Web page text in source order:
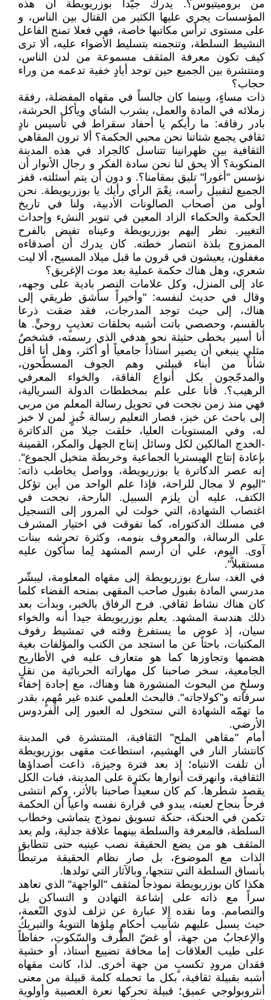
من بروميتيوس؟. يدرك جيّدا بوزريويطة أن هذه
المؤسسات يجري عليها الكثير من القتال بين الناس، و
على مستوى ترأس مكاتبها خاصة، فهي فعلا تمنح الفاعل
النشيط السلطة، وتنجمنه بتسليط الأضواء عليه، ألا ترى
كيف تكون معرفة المثقف مسموعة من لدن الناس،
ومنتشرة بين الجميع حين توجد أيادٍ خفية تدعمه من وراء
حجاب؟
ذات مساءٍ، وبينما كان جالساً في مقهاه المفضلة، رفقة
زملائه في المادة والعمل، يشرب الشاي ويأكل الحرشة،
بادر رفاقه: ما رأيكم يا أحفاد سقراط في تأسيس نادٍ
ثقافي يجمع شتاتنا نحن محبي الحكمة؟ ألا ترون المقاهي
الثقافية بين ظهرانينا تتناسل كالجراد في هذه المدينة
المنكوبة؟ ألا يحق لنا نحن سادة الفكر و رجال الأنوار أن
نؤسس "أغورا" تليق بمقامنا؟. و دون أن يتم أسئلته، قفز
الجميع لتقبيل رأسه، نِعْمَ الرأي رأيك يا بوزريويطة. نحن
أولى من أصحاب الصالونات الأدبية، ولنا في تاريخ
الحكمة والحكماء الزاد المعين في تنوير النشء وإحداث
التغيير. نظر إليهم بوزريويطة وعيناه تفيض بالفرح
الممزوج بلذة انتصار خطته. كان يدرك أن أصدقاءه
مغفلون، يعيشون في قرون ما قبل ميلاد المسيح، ألا ليت
شعري، وهل هناك حكمة عملية بعد موت الإغريق؟
عاد إلى المنزل، وكل علامات النصر بادية على وجهه،
وقال في حديث لنفسه: "وأخيراً سأشق طريقي إلى
هناك، إلى حيث توجد المدرجات، فقد ضقت ذرعا
بالقسم، وحصصي باتت أشبه بحلقات تعذيبٍ روحيٍّ. ها
أنا أسير بخطى حثيثة نحو هدفي الذي رسمته، فشخصٌ
مثلي ينبغي أن يصير أستاذاً جامعياً أو أكثر، وهل أنا أقل
شأناً من أبناء قبيلتي وهم الجوف المسطّحون،
والمدجّجون بكل أنواع الفاقة، والخواء المعرفي
الرهيب؟. فأنا على علم بمخططات الدولة السريالية،
فهي منذ زمن نجحت في تحويل رسالة المعلم من مربي
إلى باحث عن خبز، فصار التعليم رسالة خُبزٍ لمن لا خبز
له، وفي المستويات العليا، خلقت جيلا من الدكاترة
-الخدج المالكين لكل وسائل إنتاج الجهل والمكر، القمينة
بإعادة إنتاج الهيستريا الجماعية وخربطة متخيل الجموع".
إنه عصر الدكاترة يا بوزريويطة، وواصل يخاطب ذاته:
"اليوم لا مجال للراحة، فإذا علم الواحد من أين تؤكل
الكتف، عليه أن يلزم السبيل. البارحة، نجحت في
اغتصاب الشهادة، التي خولت لي المرور إلى التسجيل
في مسلك الدكتوراه، كما تفوقت في اختيار المشرف
على الرسالة، والمعروف بنومه، وكثرة تحرشه ببنات
آوى. اليوم، علي أن أرسم المشهد لِما سأكون عليه
مستقبلاً".
في الغد، سارع بوزريويطة إلى مقهاه المعلومة، ليبشّر
مدرسي المادة بقبول صاحب المقهى بمنحه الفضاء كلما
كان هناك نشاط ثقافي. فرح الرفاق بالخبر، وبدأت بعد
ذلك هندسة المشهد. يعلم بوزريويطة جيدا أنه والخواء
سيان، إذ عوض ما يستفرغ وقته في تمشيط رفوف
المكتبات، باحثاً عن ما استجد من الكتب والمؤلفات بغية
هضمها وتجاوزها كما هو متعارف عليه في الأطاريح
الجامعية، سخر صاحبنا كل مهاراته الحربائية من نقلٍ
وسلخٍ من البحوث المنشورة هنا وهناك، مع إجادة إخفاء
سرقاته و"كولاجاته". فالبحث العلمي عنده غير مُهِمٍ، بقدر
ما تهمّه الشهادة التي ستخول له العبور إلى الفردوس
الأرضي.
أمام "مقاهي الملح" الثقافية، المنتشرة في المدينة
كانتشار النار في الهشيم، استطاعت مقهى بوزريويطة
أن تلفت الانتباه؛ إذ بعد فترة وجيزة، ذاعت أصداؤها
الثقافية، وانهرقت أنوارها بكثرة على المدينة، فبات الكل
يقصد شطرها. كم كان سعيداً صاحبنا بالأثر، وكم انتشى
فرحاً بنجاح لعبته، يبدو في قرارة نفسه واعياً أن الحكمة
تكمن في الحنكة، حنكة تسويق نموذج يتماشى وخطاب
السلطة، فالمعرفة والسلطة بينهما علاقة جدلية، ولم يعد
المثقف هو من يضع الحقيقة نصب عينيه حتى تتطابق
الذات مع الموضوع، بل صار نظام الحقيقة مرتبطاً
بأنساق السلطة التي تنتجها، وبالآثار التي تولدها.
هكذا كان بوزريويطة نموذجاً لمثقف "الواجهة" الذي تعاهد
سراً مع ذاته على إشاعة التهادن و التساكن بل
والتصامم. وما نقده إلا عبارة عن تزلف لذوي النّعمة،
حيث يسبل عليهم شآبيب أحكامٍ مِلؤها التنويهُ والتبريكُ
والإعجابُ من جهة، أو غضّ الطّرف والسّكوتِ، حفاظاً
على طيب العلاقات إما مخافة تضييع أستاذ، أو خشية
فقدان مرودِ تكسبٍ من جهة أخرى. لذا، كانت مقهاه
أشبه بقبيلة ثقافية، بكل ما تحمله كلمة قبيلة من معنى
أنثروبولوجي عميق؛ قبيلة تحركها نعرة العصبية وأولوية